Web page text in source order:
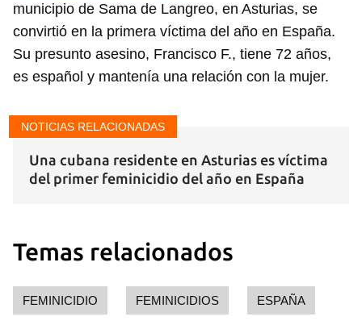
municipio de Sama de Langreo, en Asturias, se
convirtió en la primera víctima del año en España.
Su presunto asesino, Francisco F., tiene 72 años,
es español y mantenía una relación con la mujer.
NOTICIAS RELACIONADAS
Una cubana residente en Asturias es víctima
del primer feminicidio del año en España
Temas relacionados
FEMINICIDIO FEMINICIDIOS ESPAÑA